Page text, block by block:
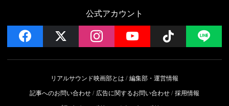
公式アカウント
facebook instagramYouTube Follow
リアルサウンド映画部とは
編集部・運営情報
記事へのお問い合わせ
広告に関するお問い合わせ 採用情報